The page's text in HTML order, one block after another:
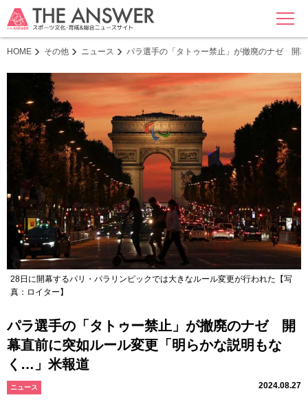
MENU
HOME その他 ニュース パラ選手の「タトゥー禁止」が撤廃のナゼ 開
28日に開幕するパリ・パラリンピックでは大きなルール変更が行われた【写
真：ロイター】
パラ選手の「タトゥー禁止」が撤廃のナゼ 開
幕直前に突如ルール変更「明らかな説明もな
く…」米報道
ニュース 2024.08.27